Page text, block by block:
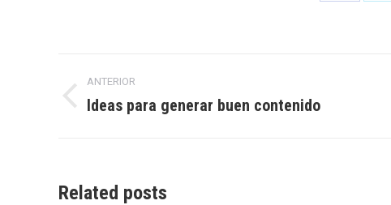
Navegación
entre
ANTERIOR
Entrada
Ideas para generar buen contenido
Related posts